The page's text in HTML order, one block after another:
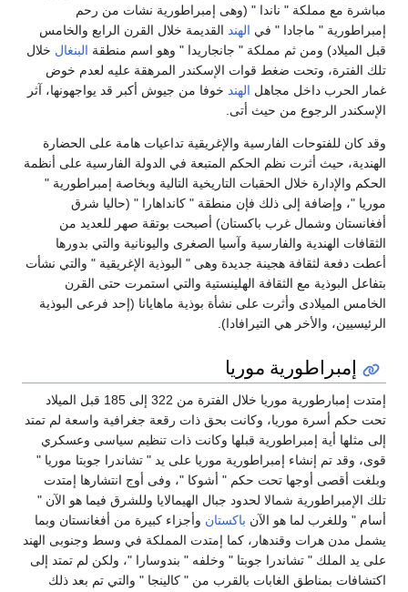
مباشرة مع مملكة " ناندا " (وهى إمبراطورية نشات من رحم
إمبراطورية " ماجادا " في الهند القديمة خلال القرن الرابع والخامس
قبل الميلاد) ومن ثم مملكة " جانجاريدا " وهو اسم منطقة البنغال خلال
تلك الفترة، وتحت ضغط قوات الإسكندر المرهقة عليه لعدم خوض
غمار الحرب داخل مجاهل الهند خوفا من جيوش أكبر قد يواجهونها، آثر
الإسكندر الرجوع من حيث أتى.
وقد كان للفتوحات الفارسية والإغريقية تداعيات هامة على الحضارة
الهندية، حيث أثرت نظم الحكم المتبعة في الدولة الفارسية على أنظمة
الحكم والإدارة خلال الحقبات التاريخية التالية وبخاصة إمبراطورية "
موريا "، وإضافة إلى ذلك فإن منطقة " كانداهارا " (حاليا شرق
أفغانستان وشمال غرب باكستان) أصبحت بوتقة صهر للعديد من
الثقافات الهندية والفارسية وآسيا الصغرى واليونانية والتي بدورها
أعطت دفعة لثقافة هجينة جديدة وهى " البوذية الإغريقية " والتي نشأت
بتفاعل البوذية مع الثقافة الهلينستية والتي استمرت حتى القرن
الخامس الميلادى وأثرت على نشأة بوذية ماهايانا (إحد فرعى البوذية
الرئيسيين، والأخر هي التيرافادا).
إمبراطورية موريا
إمتدت إمبارطورية موريا خلال الفترة من 322 إلى 185 قبل الميلاد
تحت حكم أسرة موريا، وكانت بحق ذات رقعة جغرافية واسعة لم تمتد
إلى مثلها أية إمبراطورية قبلها وكانت ذات تنظيم سياسى وعسكري
قوى، وقد تم إنشاء إمبراطورية موريا على يد " تشاندرا جوبتا موريا "
وبلغت أقصى أوجها تحت حكم " أشوكا "، وفى أوج انتشارها إمتدت
تلك الإمبراطورية شمالا لحدود جبال الهيمالايا وللشرق فيما هو الآن "
أسام " وللغرب لما هو الآن باكستان وأجزاء كبيرة من أفغانستان وبما
يشمل مدن هرات وقندهار، كما إمتدت المملكة في وسط وجنوبى الهند
على يد الملك " تشاندرا جوبتا " وخلفه " بندوسارا "، ولكن لم تمتد إلى
اكتشافات بمناطق الغابات بالقرب من " كالينجا " والتي تم بعد ذلك